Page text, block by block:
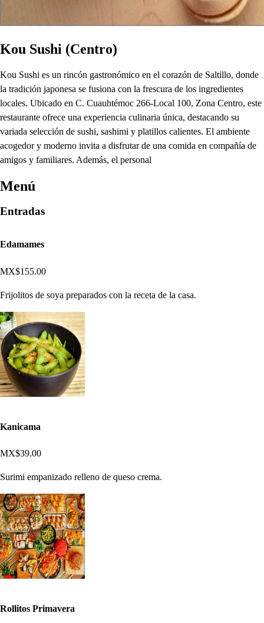
Kou Sushi (Centro)
Kou Sushi es un rincón gastronómico en el corazón de Saltillo, donde
la tradición japonesa se fusiona con la frescura de los ingredientes
locales. Ubicado en C. Cuauhtémoc 266-Local 100, Zona Centro, este
restaurante ofrece una experiencia culinaria única, destacando su
variada selección de sushi, sashimi y platillos calientes. El ambiente
acogedor y moderno invita a disfrutar de una comida en compañía de
amigos y familiares. Además, el personal
Menú
Entradas
Edamames
MX$155.00
Frijolitos de soya preparados con la receta de la casa.
Kanicama
MX$39.00
Surimi empanizado relleno de queso crema.
Rollitos Primavera